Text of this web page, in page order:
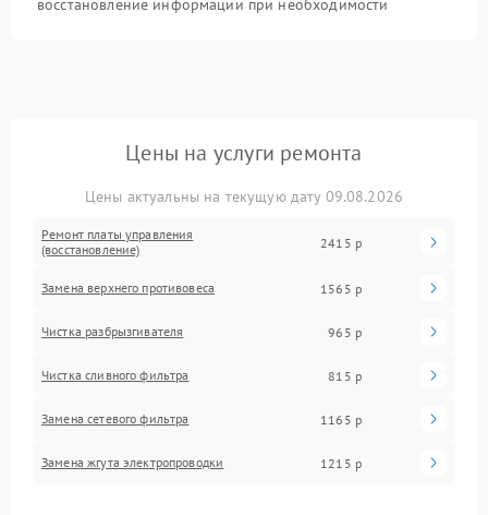
восстановление информации при необходимости
Цены на услуги ремонта
Цены актуальны на текущую дату 09.08.2026
Ремонт платы управления
(восстановление)
2415 р
Замена верхнего противовеса 1565 р
Чистка разбрызгивателя 965 р
Чистка сливного фильтра 815 р
Замена сетевого фильтра 1165 р
Замена жгута электропроводки 1215 р